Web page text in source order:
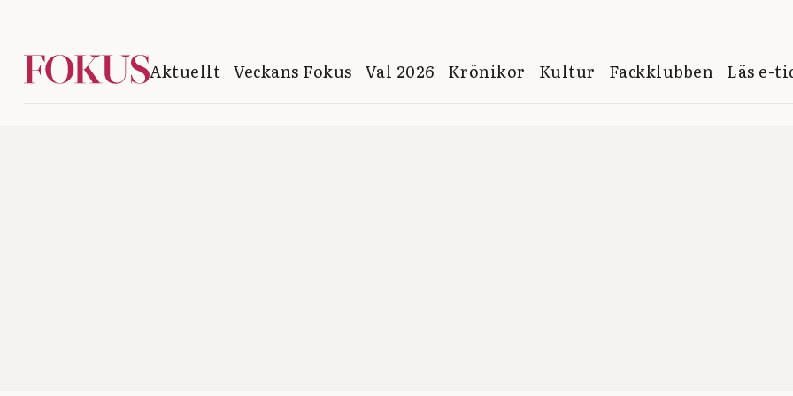
Aktuellt Veckans Fokus Val 2026 Krönikor Kultur Fackklubben Läs e-